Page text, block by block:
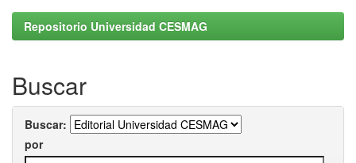
Repositorio Universidad CESMAG
Buscar
Buscar:
por